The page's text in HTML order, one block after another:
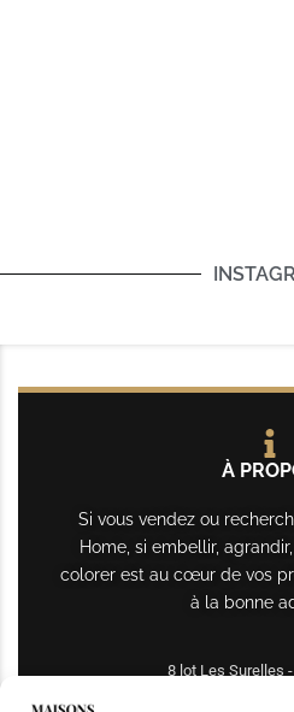
À
Si vous vendez ou
Home, si embellir,
colorer est au cœur de vos
à la bonne
8 lot Les Surelles